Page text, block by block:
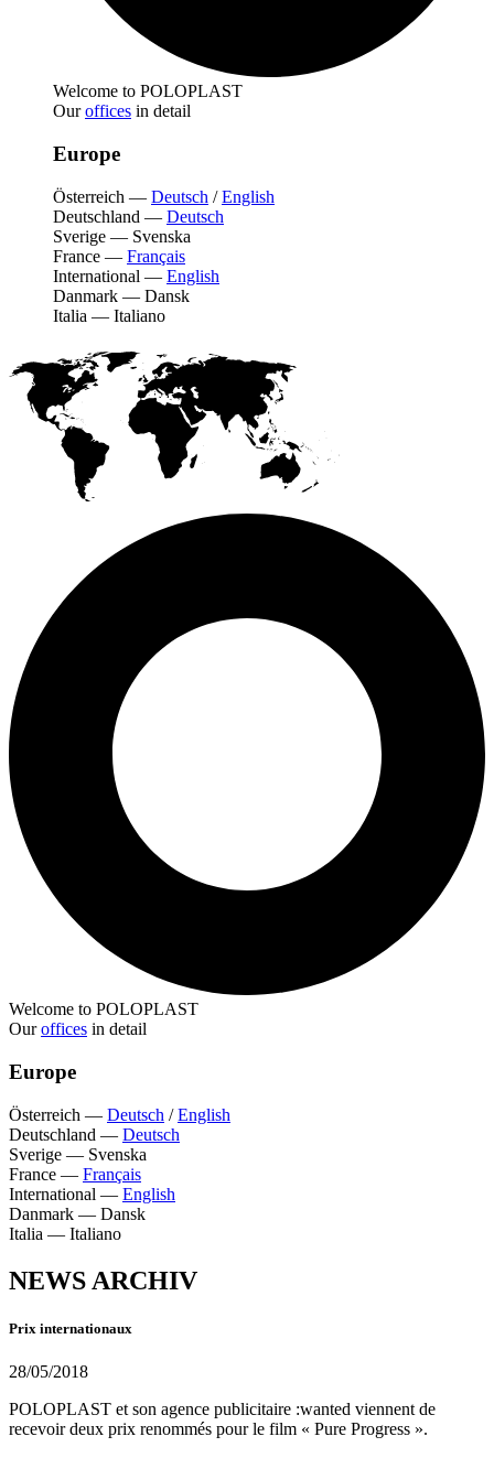
Welcome to POLOPLAST
Ouroffices in detail
Europe
Österreich — Deutsch /English
Deutschland — Deutsch
Sverige — Svenska
France — Français
International — English
Danmark — Dansk
Italia — Italiano
Welcome to POLOPLAST
Ouroffices in detail
Europe
Österreich — Deutsch /English
Deutschland — Deutsch
Sverige — Svenska
France — Français
International — English
Danmark — Dansk
Italia — Italiano
NEWS ARCHIV
Prix internationaux
28/05/2018
POLOPLAST et son agence publicitaire :wanted viennent de
recevoir deux prix renommés pour le film « Pure Progress ».